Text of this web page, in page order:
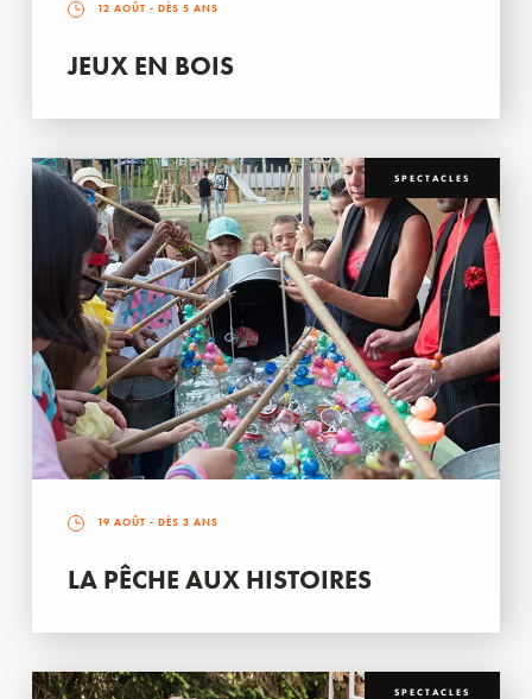
12 AOÛT - DÈS 5 ANS
JEUX EN BOIS
SPECTACLES
19 AOÛT - DÈS 3 ANS
LA PÊCHE AUX HISTOIRES
SPECTACLES